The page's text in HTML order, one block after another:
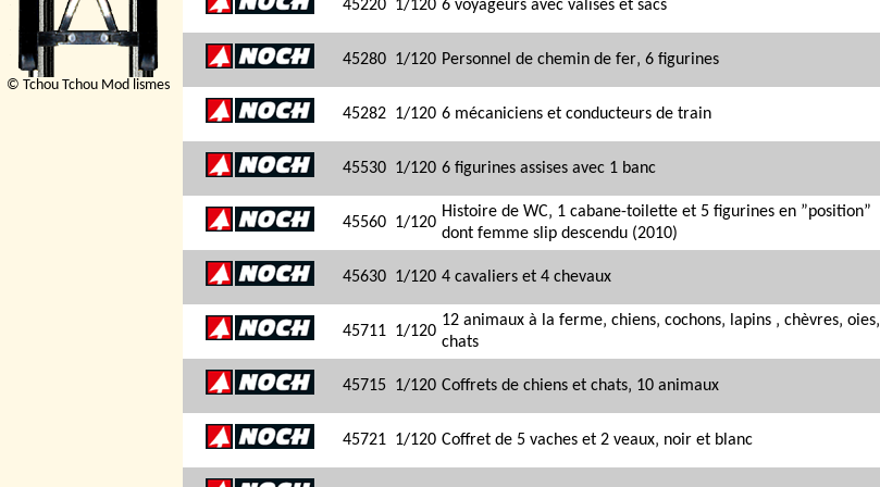
© Tchou Tchou Mod lismes
45220 1/120 6 voyageurs avec valises et sacs
45280 1/120 Personnel de chemin de fer‚ 6 figurines
45282 1/120 6 mécaniciens et conducteurs de train
45530 1/120 6 figurines assises avec 1 banc
45560 1/120
Histoire de WC‚ 1 cabane-toilette et 5 figurines en ”position”
dont femme slip descendu (2010)
45630 1/120 4 cavaliers et 4 chevaux
45711 1/120
12 animaux à la ferme‚ chiens‚ cochons‚ lapins ‚ chèvres‚ oies‚
chats
45715 1/120 Coffrets de chiens et chats‚ 10 animaux
45721 1/120 Coffret de 5 vaches et 2 veaux‚ noir et blanc